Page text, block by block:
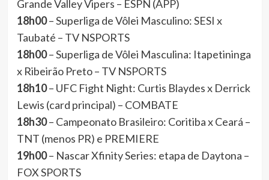
Grande Valley Vipers – ESPN (APP)
18h00– Superliga de Vôlei Masculino: SESI x
Taubaté – TV NSPORTS
18h00– Superliga de Vôlei Masculina: Itapetininga
x Ribeirão Preto – TV NSPORTS
18h10– UFC Fight Night: Curtis Blaydes x Derrick
Lewis (card principal) – COMBATE
18h30– Campeonato Brasileiro: Coritiba x Ceará –
TNT (menos PR) e PREMIERE
19h00– Nascar Xfinity Series: etapa de Daytona –
FOX SPORTS